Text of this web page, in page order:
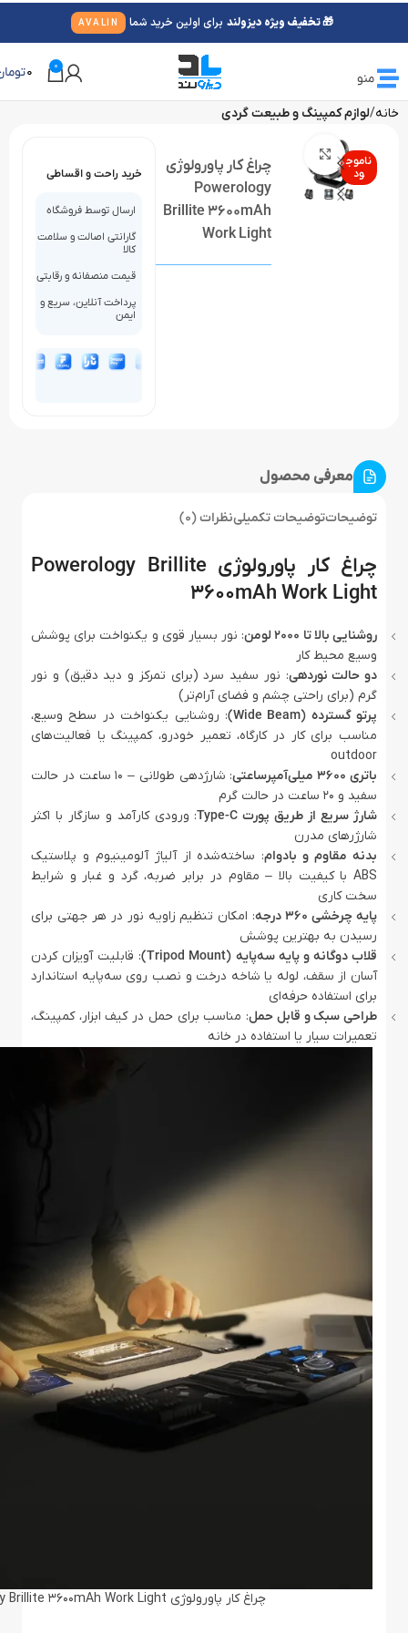
منو
0
0
خانه لوازم کمپینگ و طبیعت گردی
ناموج
ود
بزرگنمایی تصویر
چراغ کار پاورولوژی
Powerology
Brillite 3600mAh
Work Light
خرید راحت و اقساطی
ارسال توسط فروشگاه
گارانتی اصالت و سلامت
کالا
قیمت منصفانه و رقابتی
پرداخت آنلاین، سریع و
ایمن
معرفی محصول
توضیحاتتوضیحات تکمیلینظرات (0)
چراغ کار پاورولوژی Powerology Brillite
3600mAh Work Light
روشنایی بالا تا ۲۰۰۰ لومن
: نور بسیار قوی و یکنواخت برای پوشش
وسیع محیط کار
دو حالت نوردهی: نور سفید سرد (برای تمرکز و دید دقیق) و نور
گرم (برای راحتی چشم و فضای آرام‌تر)
پرتو گسترده (Wide Beam)
: روشنایی یکنواخت در سطح وسیع،
مناسب برای کار در کارگاه، تعمیر خودرو، کمپینگ یا فعالیت‌های
outdoor
باتری ۳۶۰۰ میلی‌آمپرساعتی
: شارژدهی طولانی – ۱۰ ساعت در حالت
سفید و ۲۰ ساعت در حالت گرم
شارژ سریع از طریق پورت Type-C
: ورودی کارآمد و سازگار با اکثر
شارژرهای مدرن
بدنه مقاوم و بادوام: ساخته‌شده از آلیاژ آلومینیوم و پلاستیک
ABS با کیفیت بالا – مقاوم در برابر ضربه، گرد و غبار و شرایط
سخت کاری
پایه چرخشی ۳۶۰ درجه
: امکان تنظیم زاویه نور در هر جهتی برای
رسیدن به بهترین پوشش
قلاب دوگانه و پایه سه‌پایه (Tripod Mount)
: قابلیت آویزان کردن
آسان از سقف، لوله یا شاخه درخت و نصب روی سه‌پایه استاندارد
برای استفاده حرفه‌ای
طراحی سبک و قابل حمل: مناسب برای حمل در کیف ابزار، کمپینگ،
تعمیرات سیار یا استفاده در خانه
چراغ کار پاورولوژی Powerology Brillite 3600mAh Work Light
🎁 تخفیف ویژه دیزولند برای اولین خرید شما AVALIN